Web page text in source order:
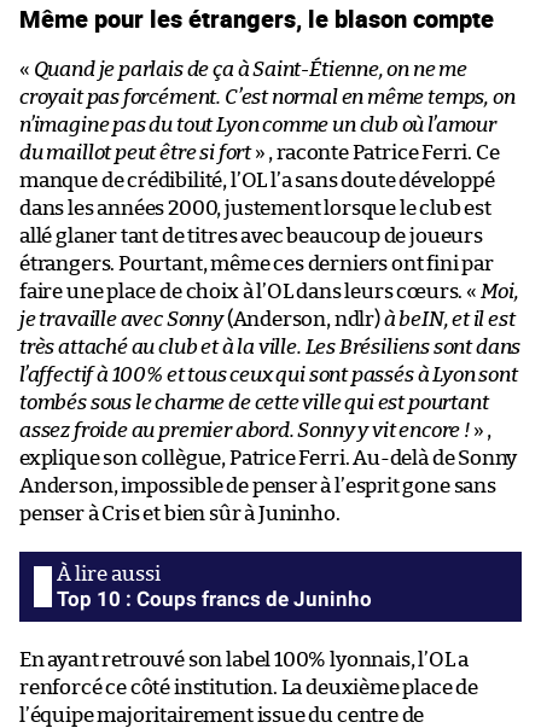
Même pour les étrangers, le blason compte
« Quand je parlais de ça à Saint-Étienne, on ne me
croyait pas forcément. C’est normal en même temps, on
n’imagine pas du tout Lyon comme un club où l’amour
du maillot peut être si fort» , raconte Patrice Ferri. Ce
manque de crédibilité, l’OL l’a sans doute développé
dans les années 2000, justement lorsque le club est
allé glaner tant de titres avec beaucoup de joueurs
étrangers. Pourtant, même ces derniers ont fini par
faire une place de choix à l’OL dans leurs cœurs. « Moi,
je travaille avec Sonny(Anderson, ndlr)à beIN, et il est
très attaché au club et à la ville. Les Brésiliens sont dans
l’affectif à 100% et tous ceux qui sont passés à Lyon sont
tombés sous le charme de cette ville qui est pourtant
assez froide au premier abord. Sonny y vit encore !» ,
explique son collègue, Patrice Ferri. Au-delà de Sonny
Anderson, impossible de penser à l’esprit gone sans
penser à Cris et bien sûr à Juninho.
Top 10 : Coups francs de Juninho
En ayant retrouvé son label 100% lyonnais, l’OL a
renforcé ce côté institution. La deuxième place de
l’équipe majoritairement issue du centre de